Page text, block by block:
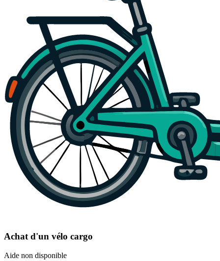
Achat d'un vélo cargo
Aide non disponible